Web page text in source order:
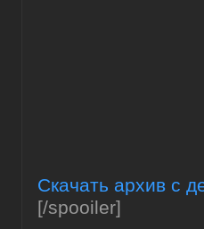
Скачать архив с
[/spooiler]